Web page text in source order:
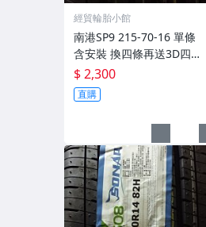
經貿輪胎小館
南港SP9 215-70-16 單條
含安裝 換四條再送3D四輪
定位
$ 2,300
直購